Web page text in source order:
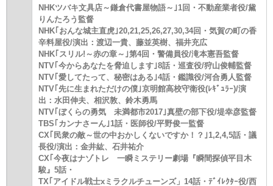
NHKツバキ文具店～鎌倉代書屋物語～｣1回・不動産業者役/黛
りんたろう監督
NHK｢おんな城主直虎｣20,21,25,26,27,30,34回・気賀の町の香
辛料屋役/演出：渡辺一貴、藤並英樹、福井充広
NHK｢スリル!～赤の章～｣第4回・警備員役/滝本憲吾監督
NTV｢今からあなたを脅迫します｣8話・巡査役/狩山俊輔監督
NTV｢愛してたって、秘密はある｣4話・鑑識役/河合勇人監督
NTV｢先に生まれただけの僕｣京明館高校守衛役(ﾚｷﾞｭﾗｰ)/演
出：水田伸夫、相沢敦、鈴木勇馬
NTV｢ぼくらの勇気 未満都市2017｣真壁の部下役/堤幸彦監督
TBS｢カンナさーん｣1話・医師役/平野俊一監督
CX｢民衆の敵～世の中おかしくないですか！？｣1,2,4,5話・議
長役/演出：金井紘、石井祐介
CX｢今夜はナゾトレ 一瞬ミステリー劇場『瞬間探偵平目木
駿』5話・
TX｢アイドル戦士xミラクルチューンズ」14話・ﾃﾞｲﾚｸﾀｰ役/西